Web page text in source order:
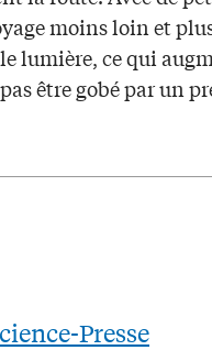
moins loin et
lumière, ce qui
être gobé par un
Presse